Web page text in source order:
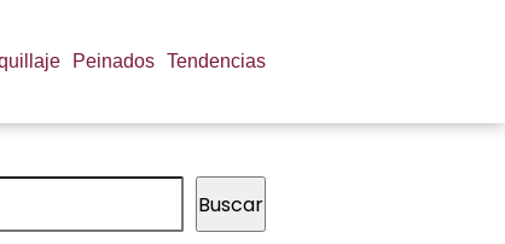
Peinados Tendencias
Buscar